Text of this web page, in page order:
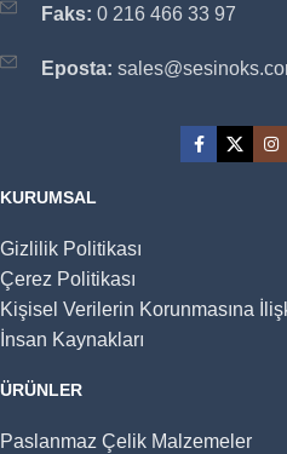
Faks: 0 216 466 33 97
Eposta:
KURUMSAL
Gizlilik Politikası
Çerez Politikası
Kişisel Verilerin Korunmasına
İnsan Kaynakları
ÜRÜNLER
Paslanmaz Çelik Malzemeler